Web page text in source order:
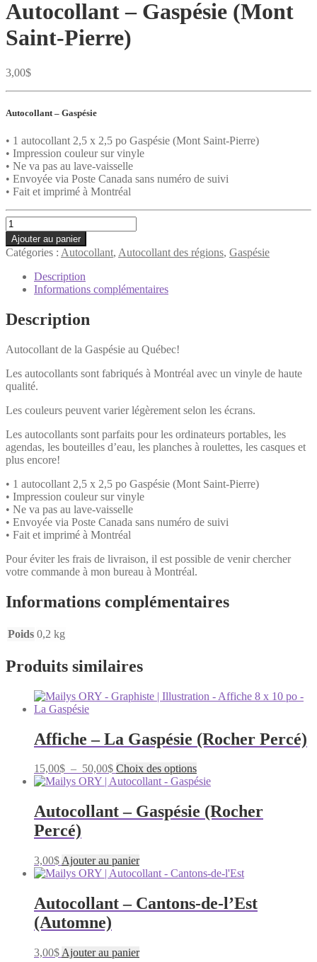
Autocollant – Gaspésie (Mont
Saint-Pierre)
3,00$
Autocollant – Gaspésie
• 1 autocollant 2,5 x 2,5 po Gaspésie (Mont Saint-Pierre)
• Impression couleur sur vinyle
• Ne va pas au lave-vaisselle
• Envoyée via Poste Canada sans numéro de suivi
• Fait et imprimé à Montréal
quantité
de
Autocollant
-
Gaspésie
(Mont
Pierre)
Ajouter au panier
Catégories : Autocollant, Autocollant des régions, Gaspésie
Description
Informations complémentaires
Description
Autocollant de la Gaspésie au Québec!
Les autocollants sont fabriqués à Montréal avec un vinyle de haute
qualité.
Les couleurs peuvent varier légèrement selon les écrans.
Les autocollants sont parfaits pour les ordinateurs portables, les
agendas, les bouteilles d’eau, les planches à roulettes, les casques et
plus encore!
• 1 autocollant 2,5 x 2,5 po Gaspésie (Mont Saint-Pierre)
• Impression couleur sur vinyle
• Ne va pas au lave-vaisselle
• Envoyée via Poste Canada sans numéro de suivi
• Fait et imprimé à Montréal
Pour éviter les frais de livraison, il est possible de venir chercher
votre commande à mon bureau à Montréal.
Informations complémentaires
Poids 0,2 kg
Produits similaires
Affiche – La Gaspésie (Rocher Percé)
15,00$ – 50,00$Plage
de
15,00$
à
Choix des optionsCe
produit
plusieurs
variations.
être
sur
la
Autocollant – Gaspésie (Rocher
Percé)
3,00$ Ajouter au panier
Autocollant – Cantons-de-l’Est
(Automne)
3,00$ Ajouter au panier